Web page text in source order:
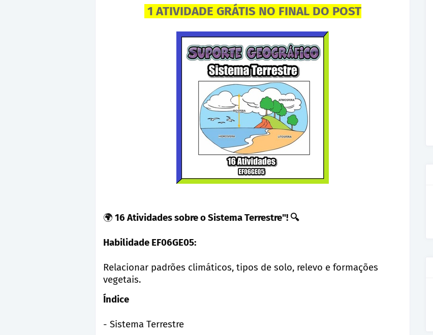
1 ATIVIDADE GRÁTIS NO FINAL DO POST
🌍 16 Atividades sobre o Sistema Terrestre"! 🔍
Habilidade EF06GE05:
Relacionar padrões climáticos, tipos de solo, relevo e formações
vegetais.
Índice
- Sistema Terrestre